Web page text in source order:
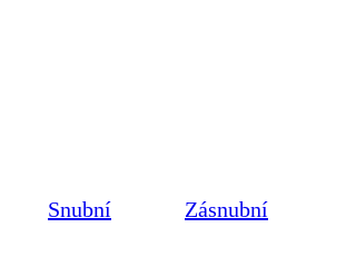
Snubní Zásnubní